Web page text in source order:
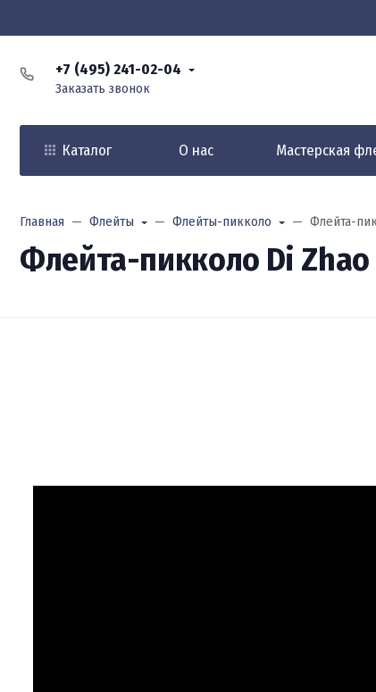
+7 (495) 241-02-04
Заказать звонок
Каталог О нас Мастерская
Главная Флейты Флейты-пикколо Флейта-
Флейта-пикколо Di Zhao